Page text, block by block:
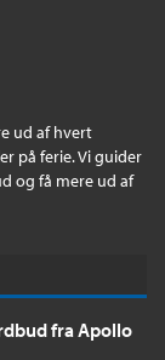
ud af hvert
på ferie. Vi guider
og få mere ud af
fra Apollo